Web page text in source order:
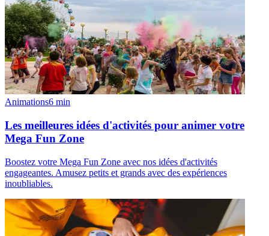
Animations6 min
Les meilleures idées d'activités pour animer votre
Mega Fun Zone
Boostez votre Mega Fun Zone avec nos idées d'activités
engageantes. Amusez petits et grands avec des expériences
inoubliables.